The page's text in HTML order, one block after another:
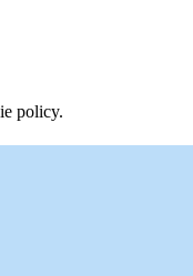
policy.